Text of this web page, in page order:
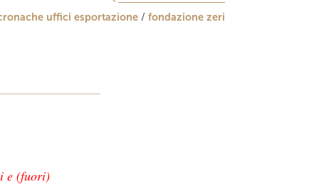
uffici esportazione fondazione zeri
e (fuori)